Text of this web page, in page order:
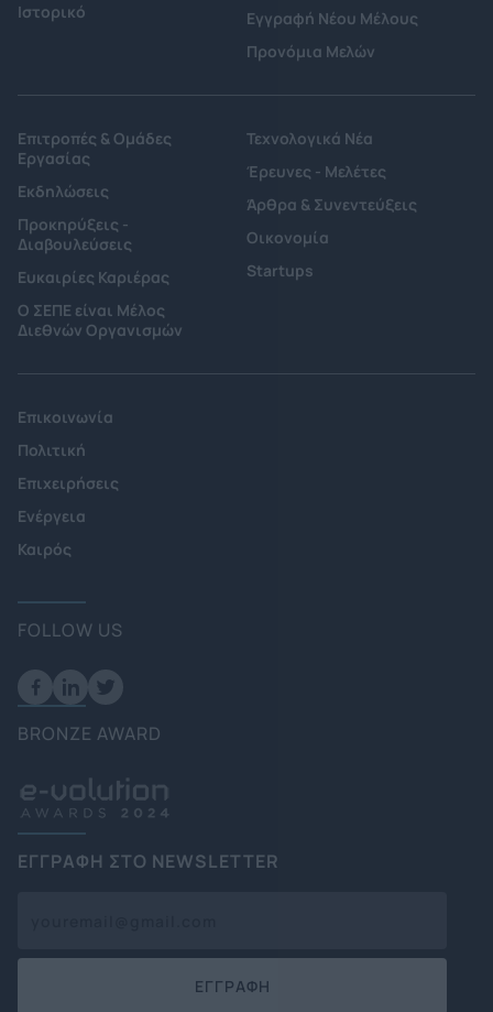
Ιστορικό
Εγγραφή Νέου Μέλους
Προνόμια Μελών
Επιτροπές & Ομάδες
Εργασίας
Εκδηλώσεις
Προκηρύξεις -
Διαβουλεύσεις
Ευκαιρίες Καριέρας
Ο ΣΕΠΕ είναι Μέλος
Διεθνών Οργανισμών
Τεχνολογικά Νέα
Έρευνες - Μελέτες
Άρθρα & Συνεντεύξεις
Οικονομία
Startups
Επικοινωνία
Πολιτική
Επιχειρήσεις
Ενέργεια
Καιρός
FOLLOW US
BRONZE AWARD
ΕΓΓΡΑΦΗ ΣΤΟ NEWSLETTER
ΕΓΓΡΑΦΗ